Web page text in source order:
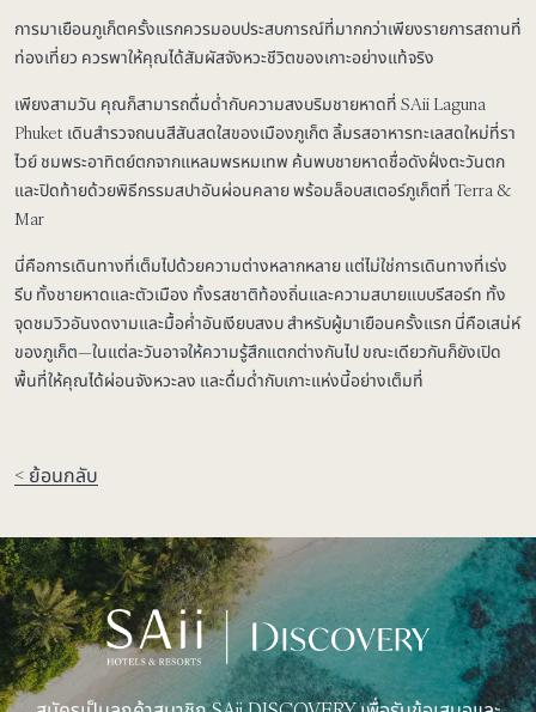
การมาเยือนภูเก็ตครั้งแรกควรมอบประสบการณ์ที่มากกว่าเพียงรายการสถานที่
ท่องเที่ยว ควรพาให้คุณได้สัมผัสจังหวะชีวิตของเกาะอย่างแท้จริง
เพียงสามวัน คุณก็สามารถดื่มด่ำกับความสงบริมชายหาดที่ SAii Laguna
Phuket เดินสำรวจถนนสีสันสดใสของเมืองภูเก็ต ลิ้มรสอาหารทะเลสดใหม่ที่รา
ไวย์ ชมพระอาทิตย์ตกจากแหลมพรหมเทพ ค้นพบชายหาดชื่อดังฝั่งตะวันตก
และปิดท้ายด้วยพิธีกรรมสปาอันผ่อนคลาย พร้อมล็อบสเตอร์ภูเก็ตที่ Terra &
Mar
นี่คือการเดินทางที่เต็มไปด้วยความต่างหลากหลาย แต่ไม่ใช่การเดินทางที่เร่ง
รีบ ทั้งชายหาดและตัวเมือง ทั้งรสชาติท้องถิ่นและความสบายแบบรีสอร์ท ทั้ง
จุดชมวิวอันงดงามและมื้อค่ำอันเงียบสงบ สำหรับผู้มาเยือนครั้งแรก นี่คือเสน่ห์
ของภูเก็ต—ในแต่ละวันอาจให้ความรู้สึกแตกต่างกันไป ขณะเดียวกันก็ยังเปิด
พื้นที่ให้คุณได้ผ่อนจังหวะลง และดื่มด่ำกับเกาะแห่งนี้อย่างเต็มที่
< ย้อนกลับ